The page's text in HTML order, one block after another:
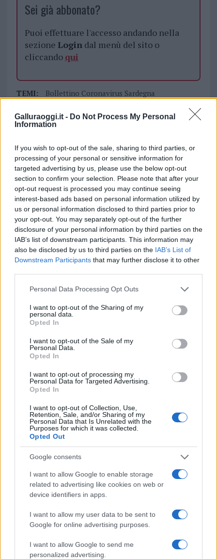
Galluraoggi.it - Do Not Process My Personal
Information
If you wish to opt-out of the sale, sharing to third parties, or
processing of your personal or sensitive information for
targeted advertising by us, please use the below opt-out
section to confirm your selection. Please note that after your
opt-out request is processed you may continue seeing
interest-based ads based on personal information utilized by
us or personal information disclosed to third parties prior to
your opt-out. You may separately opt-out of the further
disclosure of your personal information by third parties on the
IAB’s list of downstream participants. This information may
also be disclosed by us to third parties on the IAB’s List of
Downstream Participants that may further disclose it to other
Please note that this website/app uses one or more Google
not limited to your visit or usage behaviour. You may click to
grant or deny consent to Google and its third-party tags to
use your data for below specified purposes in below Google
consent section.
Personal Data Processing Opt Outs
I want to opt-out of the Sharing of my
personal data.
Opted In
I want to opt-out of the Sale of my
Personal Data.
Opted In
I want to opt-out of processing my
Personal Data for Targeted Advertising.
Opted In
I want to opt-out of Collection, Use,
Retention, Sale, and/or Sharing of my
Personal Data that Is Unrelated with the
Purposes for which it was collected.
Opted Out
Google consents
I want to allow Google to enable storage
related to advertising like cookies on web or
device identifiers in apps.
I want to allow my user data to be sent to
Google for online advertising purposes.
I want to allow Google to send me
personalized advertising.
Sei già abbonato?
Puoi effettuare l'accesso andando nella
sezione Logindal menù del sito o
cliccando qui
TEMI:
Bollettino Coronavirus Sardegna
Su WhatsApp al numero +39
345 356 7512
Notizie in tempo reale?
Entra nel canale telegram di
GalluraOggi.it
Ricevi le nostre ultime news
Condividi l'articolo
F
a
ce
b
o
o
k
T
w
it
te
r
Pi
te
re
st
W
at
s
A
p
S
a
re
Articolo precedente
Prossimo articolo
Le previsioni meteo per il weekend a Olbia e in
vivo: un amico vip svela come fa